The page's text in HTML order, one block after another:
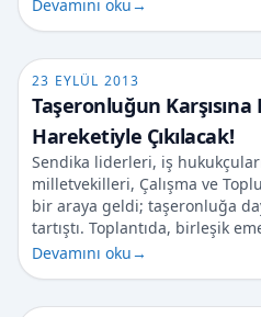
Devamını oku→
23 EYLÜL 2013
Taşeronluğun
Hareketiyle Çıkılacak!
Sendika liderleri, iş
milletvekilleri, Çalışma ve
bir araya geldi; taşeronluğa
tartıştı. Toplantıda, birleşik
Devamını oku→